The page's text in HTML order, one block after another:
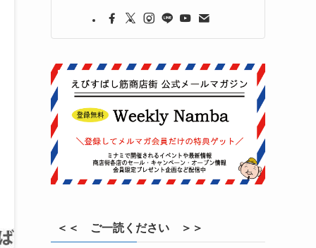
＜＜ ご一読ください ＞＞